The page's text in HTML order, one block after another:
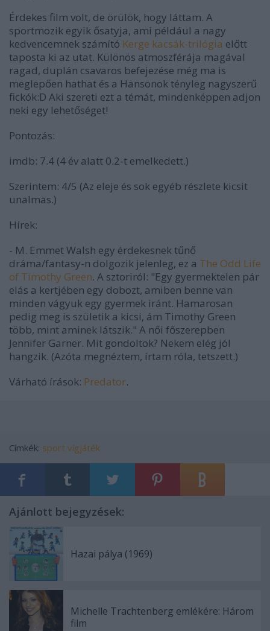
Érdekes film volt, de örülök, hogy láttam. A
sportmozik egyik ősatyja, ami például a nagy
kedvencemnek számító Kerge kacsák-trilógia előtt
taposta ki az utat. Különös atmoszférája magával
ragad, duplán csavaros befejezése még ma is
meglepően hathat és a Hansonok tényleg nagyszerű
fickók:D Aki szereti ezt a témát, mindenképpen adjon
neki egy lehetőséget!
Pontozás:
imdb: 7.4 (4 év alatt 0.2-t emelkedett.)
Szerintem: 4/5 (Az eleje és sok egyéb részlete kicsit
unalmas.)
Hírek:
- M. Emmet Walsh egy érdekesnek tűnő
dráma/fantasy-n dolgozik jelenleg, ez a The Odd Life
of Timothy Green. A sztoriról: "Egy gyermektelen pár
elás a kertjében egy dobozt, amiben benne van
minden vágyuk egy gyermek iránt. Hamarosan
pedig meg is születik a kicsi, ám Timothy Green
több, mint aminek látszik." A női főszerepben
Jennifer Garner. Mit gondoltok? Nekem elég jól
hangzik. (Azóta megnéztem, írtam róla, tetszett.)
Várható írások: Predator.
Címkék: sport vígjáték
Ajánlott bejegyzések:
Hazai pálya (1969)
Michelle Trachtenberg emlékére: Három
film